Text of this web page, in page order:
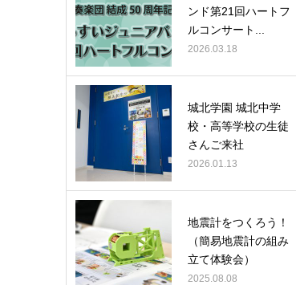
ンド第21回ハートフ
ルコンサート...
2026.03.18
城北学園 城北中学
校・高等学校の生徒
さんご来社
2026.01.13
地震計をつくろう！
（簡易地震計の組み
立て体験会）
2025.08.08